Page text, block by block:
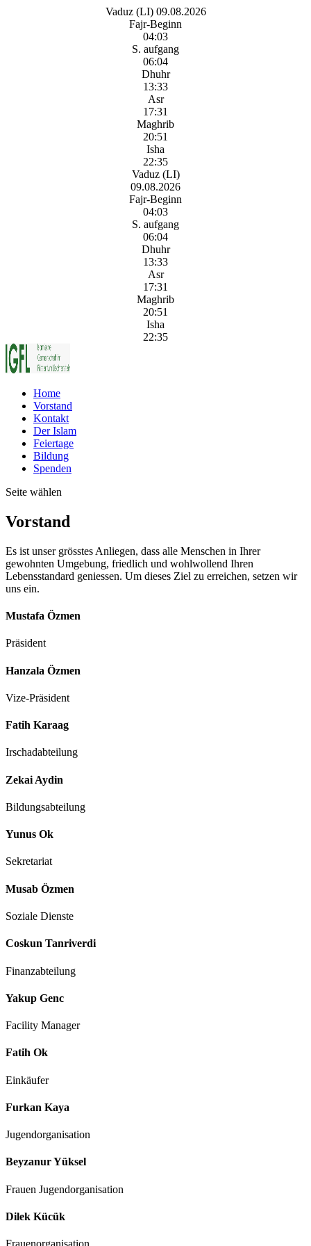
Vaduz (LI) 09.08.2026
Fajr-Beginn
04:03
S. aufgang
06:04
Dhuhr
13:33
Asr
17:31
Maghrib
20:51
Isha
22:35
Vaduz (LI)
09.08.2026
Fajr-Beginn
04:03
S. aufgang
06:04
Dhuhr
13:33
Asr
17:31
Maghrib
20:51
Isha
22:35
Home
Vorstand
Kontakt
Der Islam
Feiertage
Bildung
Spenden
Seite wählen
Vorstand
Es ist unser grösstes Anliegen, dass alle Menschen in Ihrer
gewohnten Umgebung, friedlich und wohlwollend Ihren
Lebensstandard geniessen. Um dieses Ziel zu erreichen, setzen wir
uns ein.
Mustafa Özmen
Präsident
Hanzala Özmen
Vize-Präsident
Fatih Karaag
Irschadabteilung
Zekai Aydin
Bildungsabteilung
Yunus Ok
Sekretariat
Musab Özmen
Soziale Dienste
Coskun Tanriverdi
Finanzabteilung
Yakup Genc
Facility Manager
Fatih Ok
Einkäufer
Furkan Kaya
Jugendorganisation
Beyzanur Yüksel
Frauen Jugendorganisation
Dilek Kücük